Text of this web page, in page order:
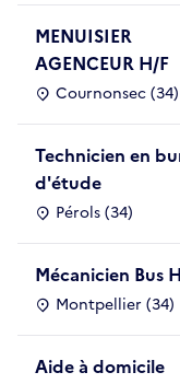
MENUISIER
AGENCEUR H/F
Cournonsec (34)
Technicien en
d'étude
Pérols (34)
Mécanicien Bus
Montpellier (34)
Aide à domicile